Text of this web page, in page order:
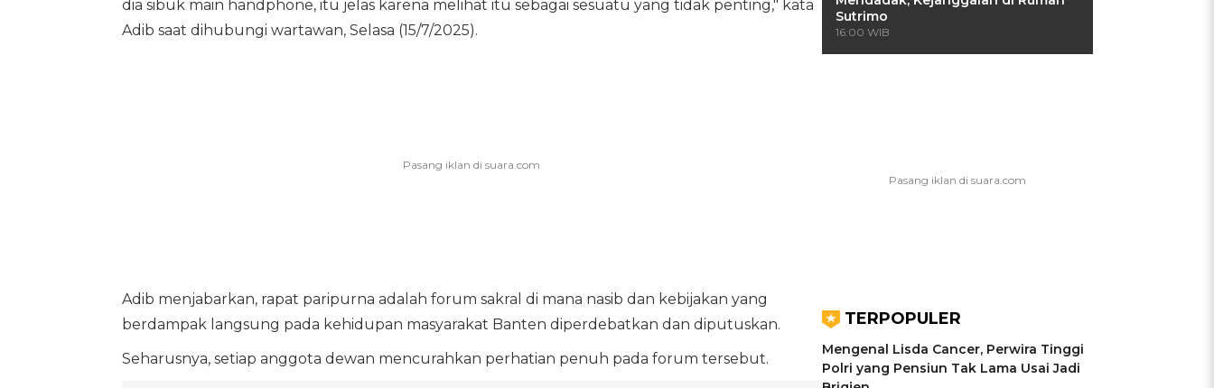
dia sibuk main handphone, itu jelas karena melihat itu sebagai sesuatu yang tidak penting," kata
Adib saat dihubungi wartawan, Selasa (15/7/2025).
Adib menjabarkan, rapat paripurna adalah forum sakral di mana nasib dan kebijakan yang
berdampak langsung pada kehidupan masyarakat Banten diperdebatkan dan diputuskan.
Seharusnya, setiap anggota dewan mencurahkan perhatian penuh pada forum tersebut.
Sutrimo
16:00 WIB
TERPOPULER
Mengenal Lisda Cancer, Perwira Tinggi
Polri yang Pensiun Tak Lama Usai Jadi